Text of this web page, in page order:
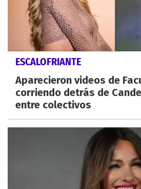
ESCALOFRIANTE
Aparecieron videos de
corriendo detrás de
entre colectivos